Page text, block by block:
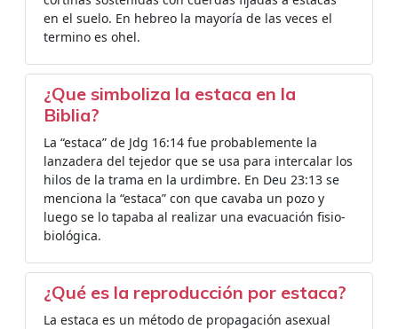
en el suelo. En hebreo la mayoría de las veces el
termino es ohel.
¿Que simboliza la estaca en la
Biblia?
La “estaca” de Jdg 16:14 fue probablemente la
lanzadera del tejedor que se usa para intercalar los
hilos de la trama en la urdimbre. En Deu 23:13 se
menciona la “estaca” con que cavaba un pozo y
luego se lo tapaba al realizar una evacuación fisio-
biológica.
¿Qué es la reproducción por estaca?
La estaca es un método de propagación asexual